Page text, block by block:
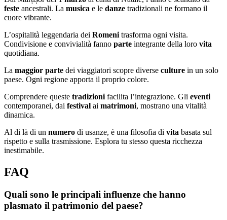
feste ancestrali. La musica e le danze tradizionali ne formano il
cuore vibrante.
L’ospitalità leggendaria dei Romeni trasforma ogni visita.
Condivisione e convivialità fanno parte integrante della loro vita
quotidiana.
La maggior parte dei viaggiatori scopre diverse culture in un solo
paese. Ogni regione apporta il proprio colore.
Comprendere queste tradizioni facilita l’integrazione. Gli eventi
contemporanei, dai festival ai matrimoni, mostrano una vitalità
dinamica.
Al di là di un numero di usanze, è una filosofia di vita basata sul
rispetto e sulla trasmissione. Esplora tu stesso questa ricchezza
inestimabile.
FAQ
Quali sono le principali influenze che hanno
plasmato il patrimonio del paese?